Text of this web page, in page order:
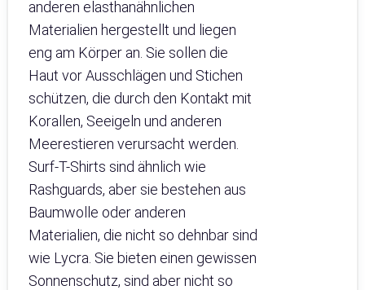
anderen elasthanähnlichen
Materialien hergestellt und liegen
eng am Körper an. Sie sollen die
Haut vor Ausschlägen und Stichen
schützen, die durch den Kontakt mit
Korallen, Seeigeln und anderen
Meerestieren verursacht werden.
Surf-T-Shirts sind ähnlich wie
Rashguards, aber sie bestehen aus
Baumwolle oder anderen
Materialien, die nicht so dehnbar sind
wie Lycra. Sie bieten einen gewissen
Sonnenschutz, sind aber nicht so